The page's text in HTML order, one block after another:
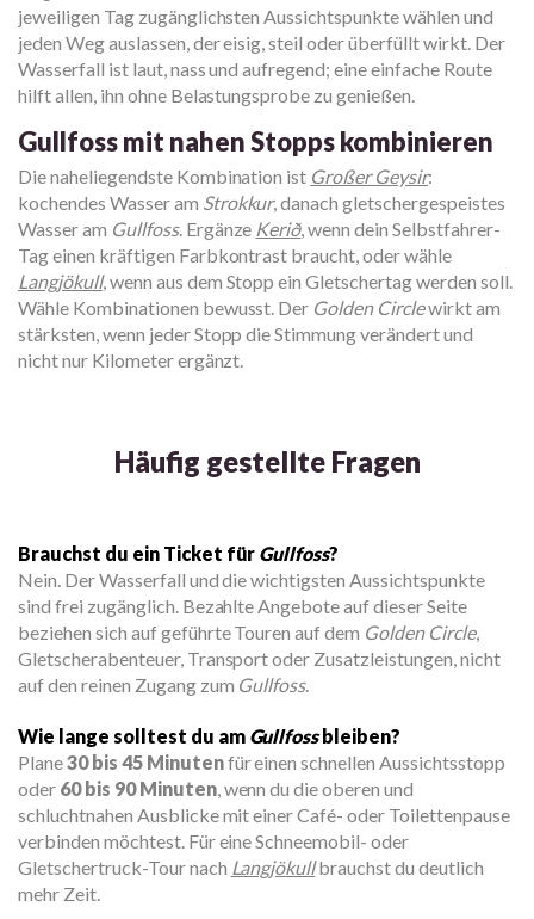
jeweiligen Tag zugänglichsten Aussichtspunkte wählen und
jeden Weg auslassen, der eisig, steil oder überfüllt wirkt. Der
Wasserfall ist laut, nass und aufregend; eine einfache Route
hilft allen, ihn ohne Belastungsprobe zu genießen.
Gullfoss mit nahen Stopps kombinieren
Die naheliegendste Kombination ist Großer Geysir:
kochendes Wasser am Strokkur, danach gletschergespeistes
Wasser am Gullfoss. Ergänze Kerið, wenn dein Selbstfahrer-
Tag einen kräftigen Farbkontrast braucht, oder wähle
Langjökull, wenn aus dem Stopp ein Gletschertag werden soll.
Wähle Kombinationen bewusst. Der Golden Circlewirkt am
stärksten, wenn jeder Stopp die Stimmung verändert und
nicht nur Kilometer ergänzt.
Häufig gestellte Fragen
Brauchst du ein Ticket für Gullfoss?
Nein. Der Wasserfall und die wichtigsten Aussichtspunkte
sind frei zugänglich. Bezahlte Angebote auf dieser Seite
beziehen sich auf geführte Touren auf dem Golden Circle,
Gletscherabenteuer, Transport oder Zusatzleistungen, nicht
auf den reinen Zugang zum Gullfoss.
Wie lange solltest du am Gullfossbleiben?
Plane30 bis 45 Minutenfür einen schnellen Aussichtsstopp
oder 60 bis 90 Minuten, wenn du die oberen und
schluchtnahen Ausblicke mit einer Café- oder Toilettenpause
verbinden möchtest. Für eine Schneemobil- oder
Gletschertruck-Tour nach Langjökullbrauchst du deutlich
mehr Zeit.